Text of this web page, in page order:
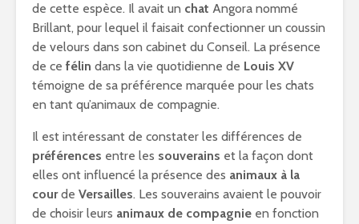
de cette espèce. Il avait un chat Angora nommé
Brillant, pour lequel il faisait confectionner un coussin
de velours dans son cabinet du Conseil. La présence
de ce félin dans la vie quotidienne de Louis XV
témoigne de sa préférence marquée pour les chats
en tant qu’animaux de compagnie.
Il est intéressant de constater les différences de
préférences entre les souverains et la façon dont
elles ont influencé la présence des animaux à la
courde Versailles. Les souverains avaient le pouvoir
de choisir leurs animaux de compagnie en fonction